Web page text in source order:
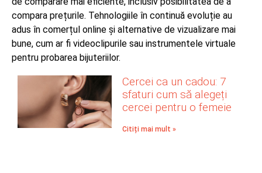
compara prețurile. Tehnologiile în continuă evoluție au
adus în comerțul online și alternative de vizualizare mai
bune, cum ar fi videoclipurile sau instrumentele virtuale
pentru probarea bijuteriilor.
Cercei ca un cadou: 7
sfaturi cum să alegeți
cercei pentru o femeie
Citiți mai mult »